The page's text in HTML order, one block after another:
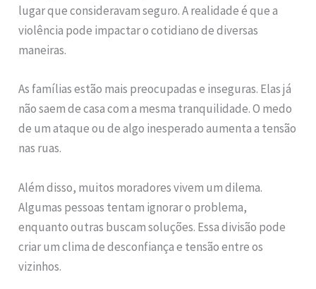
lugar que consideravam seguro. A realidade é que a
violência pode impactar o cotidiano de diversas
maneiras.
As famílias estão mais preocupadas e inseguras. Elas já
não saem de casa com a mesma tranquilidade. O medo
de um ataque ou de algo inesperado aumenta a tensão
nas ruas.
Além disso, muitos moradores vivem um dilema.
Algumas pessoas tentam ignorar o problema,
enquanto outras buscam soluções. Essa divisão pode
criar um clima de desconfiança e tensão entre os
vizinhos.